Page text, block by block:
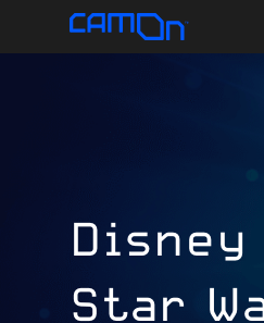
Disney
Star